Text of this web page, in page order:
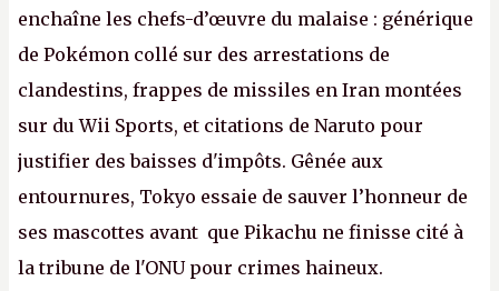
enchaîne les chefs-d’œuvre du malaise : générique
de Pokémon collé sur des arrestations de
clandestins, frappes de missiles en Iran montées
sur du Wii Sports, et citations de Naruto pour
justifier des baisses d'impôts. Gênée aux
entournures, Tokyo essaie de sauver l’honneur de
ses mascottes avant que Pikachu ne finisse cité à
la tribune de l'ONU pour crimes haineux.